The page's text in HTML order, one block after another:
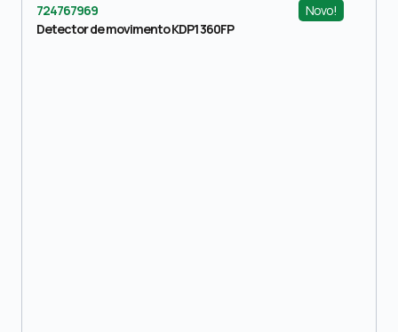
Novo!
724767969
Detector de movimento KDP1 360FP